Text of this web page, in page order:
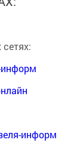
информ
информ